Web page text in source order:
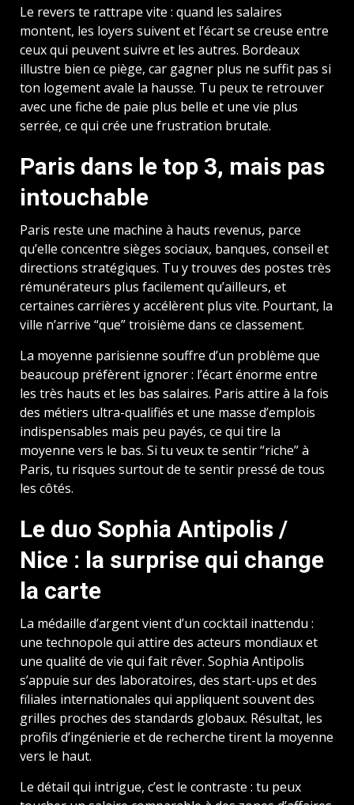
Le revers te rattrape vite : quand les salaires
montent, les loyers suivent et l’écart se creuse entre
ceux qui peuvent suivre et les autres. Bordeaux
illustre bien ce piège, car gagner plus ne suffit pas si
ton logement avale la hausse. Tu peux te retrouver
avec une fiche de paie plus belle et une vie plus
serrée, ce qui crée une frustration brutale.
Paris dans le top 3, mais pas
intouchable
Paris reste une machine à hauts revenus, parce
qu’elle concentre sièges sociaux, banques, conseil et
directions stratégiques. Tu y trouves des postes très
rémunérateurs plus facilement qu’ailleurs, et
certaines carrières y accélèrent plus vite. Pourtant, la
ville n’arrive “que” troisième dans ce classement.
La moyenne parisienne souffre d’un problème que
beaucoup préfèrent ignorer : l’écart énorme entre
les très hauts et les bas salaires. Paris attire à la fois
des métiers ultra-qualifiés et une masse d’emplois
indispensables mais peu payés, ce qui tire la
moyenne vers le bas. Si tu veux te sentir “riche” à
Paris, tu risques surtout de te sentir pressé de tous
les côtés.
Le duo Sophia Antipolis /
Nice : la surprise qui change
la carte
La médaille d’argent vient d’un cocktail inattendu :
une technopole qui attire des acteurs mondiaux et
une qualité de vie qui fait rêver. Sophia Antipolis
s’appuie sur des laboratoires, des start-ups et des
filiales internationales qui appliquent souvent des
grilles proches des standards globaux. Résultat, les
profils d’ingénierie et de recherche tirent la moyenne
vers le haut.
Le détail qui intrigue, c’est le contraste : tu peux